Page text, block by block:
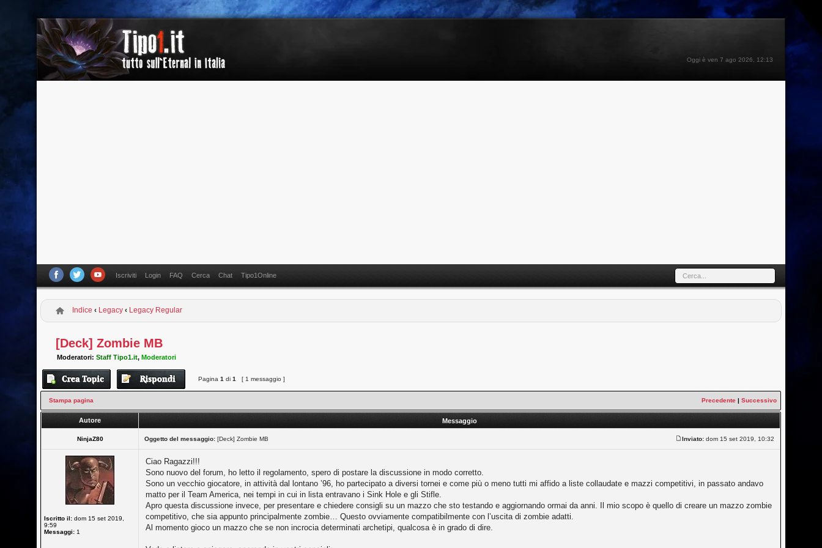
Oggi è ven 7 ago 2026, 12:13
Iscriviti Login FAQ Cerca Chat Tipo1Online
Indice ‹ Legacy ‹ Legacy Regular
[Deck] Zombie MB
Moderatori:Staff Tipo1.it,Moderatori
Pagina1 di1 [ 1 messaggio ]
Stampa pagina Precedente |Successivo
Autore Messaggio
NinjaZ80 Oggetto del messaggio: [Deck] Zombie MB Inviato: dom 15 set 2019, 10:32
Iscritto il: dom 15 set 2019,
9:59
Messaggi: 1
Ciao Ragazzi!!!
Sono nuovo del forum, ho letto il regolamento, spero di postare la discussione in modo corretto.
Sono un vecchio giocatore, in attività dal lontano ’96, ho partecipato a diversi tornei e come più o meno tutti mi affido a liste collaudate e mazzi competitivi, in passato andavo
matto per il Team America, nei tempi in cui in lista entravano i Sink Hole e gli Stifle.
Apro questa discussione invece, per presentare e chiedere consigli su un mazzo che sto testando e aggiornando ormai da anni. Il mio scopo è quello di creare un mazzo zombie
competitivo, che sia appunto principalmente zombie… Questo ovviamente compatibilmente con l’uscita di zombie adatti.
Al momento gioco un mazzo che se non incrocia determinati archetipi, qualcosa è in grado di dire.